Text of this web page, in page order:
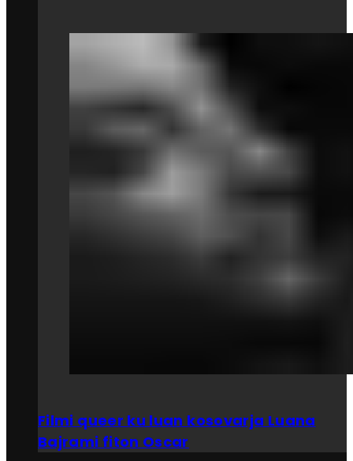
Filmi queer ku luan kosovarja Luana
Bajrami fiton Oscar